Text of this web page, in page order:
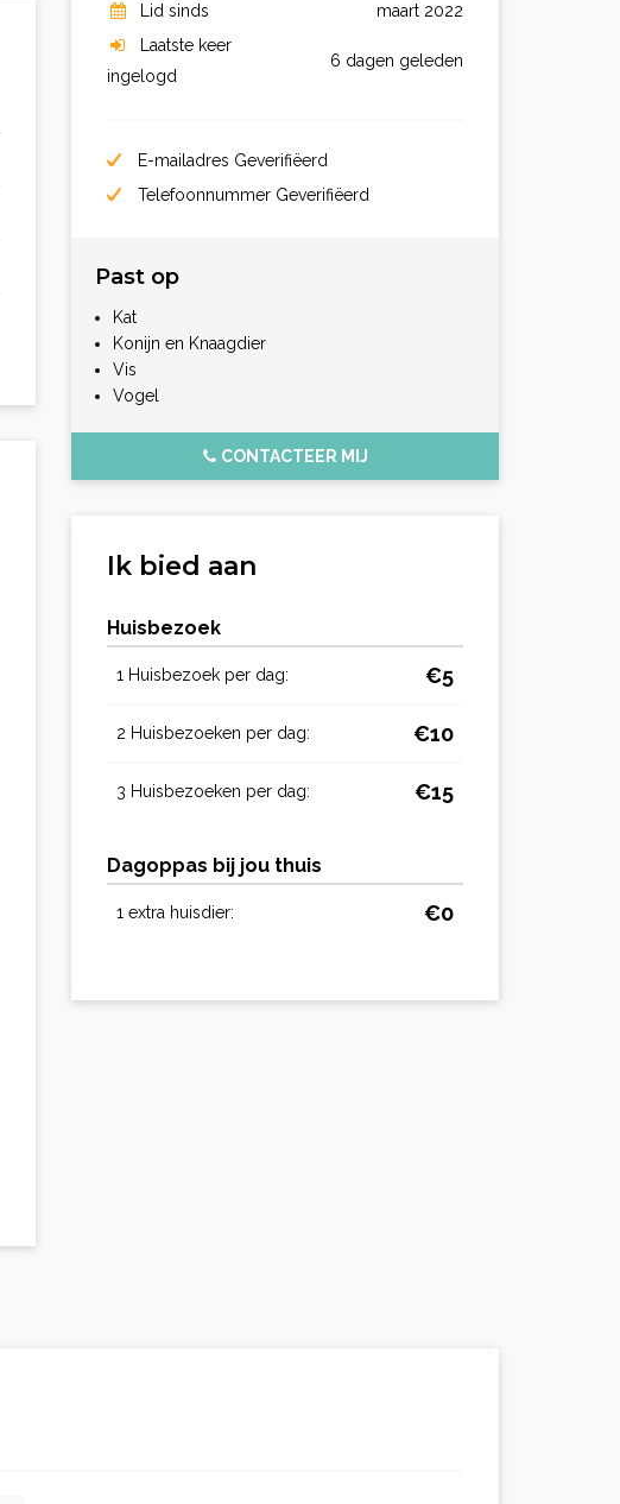
Lid sinds
maart 2022
Laatste keer
ingelogd
6 dagen geleden
E-mailadres Geverifiëerd
Telefoonnummer Geverifiëerd
Past op
Kat
Konijn en Knaagdier
Vis
Vogel
CONTACTEER MIJ
Ik bied aan
Huisbezoek
1 Huisbezoek per dag: €5
2 Huisbezoeken per dag: €10
3 Huisbezoeken per dag: €15
Dagoppas bij jou thuis
1 extra huisdier: €0